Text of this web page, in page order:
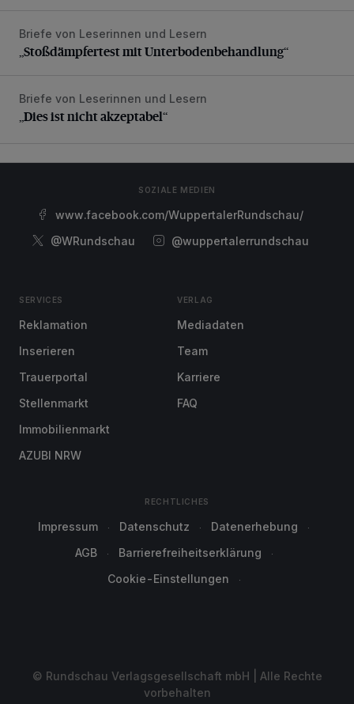
„Stoßdämpfertest mit Unterbodenbehandlung“
Briefe von Leserinnen und Lesern
„Stoßdämpfertest mit Unterbodenbehandlung“
„Dies ist nicht akzeptabel“
Briefe von Leserinnen und Lesern
„Dies ist nicht akzeptabel“
SOZIALE MEDIEN
www.facebook.com/WuppertalerRundschau/
@WRundschau
@wuppertalerrundschau
SERVICES
Reklamation
Inserieren
Trauerportal
Stellenmarkt
Immobilienmarkt
AZUBI NRW
VERLAG
Mediadaten
Team
Karriere
FAQ
RECHTLICHES
Impressum Datenschutz
Datenerhebung
AGB
Barrierefreiheitserklärung
Cookie-Einstellungen
© Rundschau Verlagsgesellschaft mbH | Alle Rechte
vorbehalten